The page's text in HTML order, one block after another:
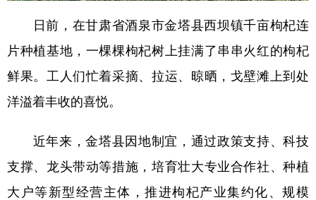
日前，在甘肃省酒泉市金塔县西坝镇千亩枸杞连
片种植基地，一棵棵枸杞树上挂满了串串火红的枸杞
鲜果。工人们忙着采摘、拉运、晾晒，戈壁滩上到处
洋溢着丰收的喜悦。
近年来，金塔县因地制宜，通过政策支持、科技
支撑、龙头带动等措施，培育壮大专业合作社、种植
大户等新型经营主体，推进枸杞产业集约化、规模